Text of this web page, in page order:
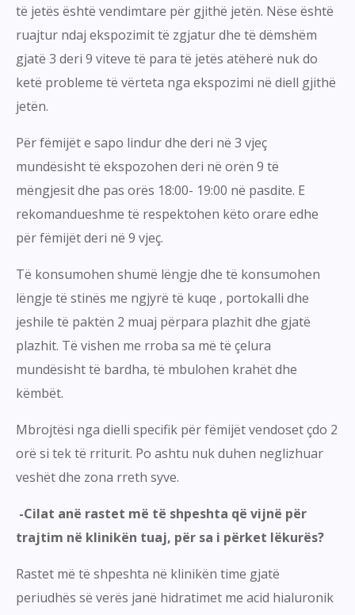
të jetës është vendimtare për gjithë jetën. Nëse është
ruajtur ndaj ekspozimit të zgjatur dhe të dëmshëm
gjatë 3 deri 9 viteve të para të jetës atëherë nuk do
ketë probleme të vërteta nga ekspozimi në diell gjithë
jetën.
Për fëmijët e sapo lindur dhe deri në 3 vjeç
mundësisht të ekspozohen deri në orën 9 të
mëngjesit dhe pas orës 18:00- 19:00 në pasdite. E
rekomandueshme të respektohen këto orare edhe
për fëmijët deri në 9 vjeç.
Të konsumohen shumë lëngje dhe të konsumohen
lëngje të stinës me ngjyrë të kuqe , portokalli dhe
jeshile të paktën 2 muaj përpara plazhit dhe gjatë
plazhit. Të vishen me rroba sa më të çelura
mundësisht të bardha, të mbulohen krahët dhe
këmbët.
Mbrojtësi nga dielli specifik për fëmijët vendoset çdo 2
orë si tek të rriturit. Po ashtu nuk duhen neglizhuar
veshët dhe zona rreth syve.
-Cilat anë rastet më të shpeshta që vijnë për
trajtim në klinikën tuaj, për sa i përket lëkurës?
Rastet më të shpeshta në klinikën time gjatë
periudhës së verës janë hidratimet me acid hialuronik